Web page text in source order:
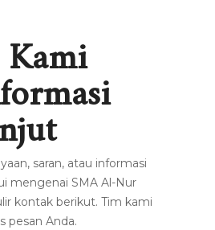
saran, atau informasi
mengenai SMA Al-Nur
kontak berikut. Tim kami
pesan Anda.